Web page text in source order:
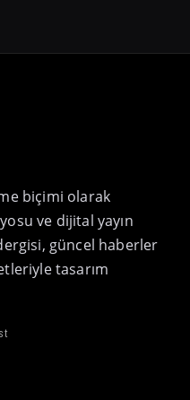
biçimi olarak
ve dijital yayın
güncel haberler
tasarım